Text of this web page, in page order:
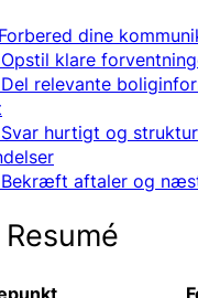
dine
klare
relevante
hurtigt og
Bekræft aftaler og